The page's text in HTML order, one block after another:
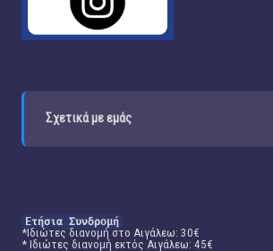
Σχετικά με εμάς
Ετήσια Συνδρομή
*Ιδιώτες διανομή στο Αιγάλεω: 30€
* Ιδιώτες διανομή εκτός Αιγάλεω: 45€